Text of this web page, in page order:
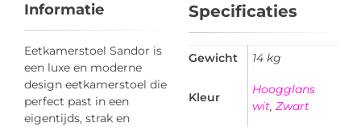
Informatie
Eetkamerstoel Sandor is
een luxe en moderne
design eetkamerstoel die
perfect past in een
eigentijds, strak en
Specificaties
Gewicht 14 kg
Kleur
Hoogglans
wit, Zwart